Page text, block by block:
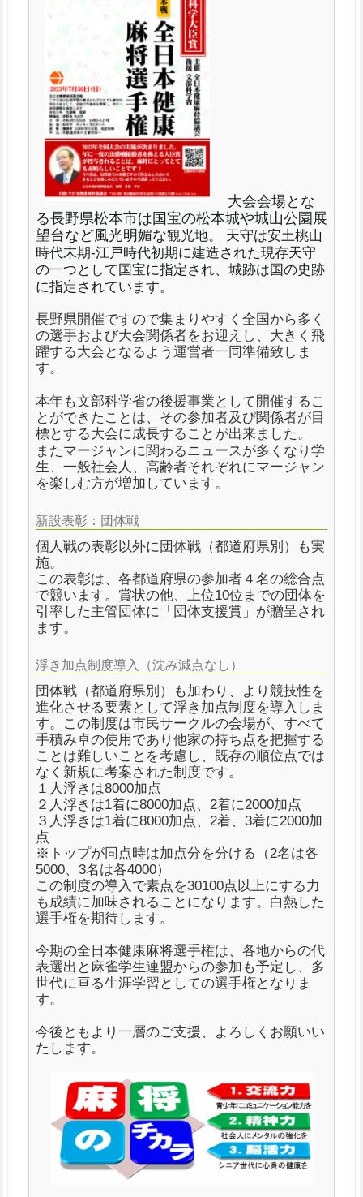
大会会場とな
る長野県松本市は国宝の松本城や城山公園展
望台など風光明媚な観光地。 天守は安土桃山
時代末期-江戸時代初期に建造された現存天守
の一つとして国宝に指定され、城跡は国の史跡
に指定されています。
長野県開催ですので集まりやすく全国から多く
の選手および大会関係者をお迎えし、大きく飛
躍する大会となるよう運営者一同準備致しま
す。
本年も文部科学省の後援事業として開催するこ
とができたことは、その参加者及び関係者が目
標とする大会に成長することが出来ました。
またマージャンに関わるニュースが多くなり学
生、一般社会人、高齢者それぞれにマージャン
を楽しむ方が増加しています。
新設表彰：団体戦
個人戦の表彰以外に団体戦（都道府県別）も実
施。
この表彰は、各都道府県の参加者４名の総合点
で競います。賞状の他、上位10位までの団体を
引率した主管団体に「団体支援賞」が贈呈され
ます。
浮き加点制度導入（沈み減点なし）
団体戦（都道府県別）も加わり、より競技性を
進化させる要素として浮き加点制度を導入しま
す。この制度は市民サークルの会場が、すべて
手積み卓の使用であり他家の持ち点を把握する
ことは難しいことを考慮し、既存の順位点では
なく新規に考案された制度です。
１人浮きは8000加点
２人浮きは1着に8000加点、2着に2000加点
３人浮きは1着に8000加点、2着、3着に2000加
点
※トップが同点時は加点分を分ける（2名は各
5000、3名は各4000）
この制度の導入で素点を30100点以上にする力
も成績に加味されることになります。白熱した
選手権を期待します。
今期の全日本健康麻将選手権は、各地からの代
表選出と麻雀学生連盟からの参加も予定し、多
世代に亘る生涯学習としての選手権となりま
す。
今後ともより一層のご支援、よろしくお願いい
たします。